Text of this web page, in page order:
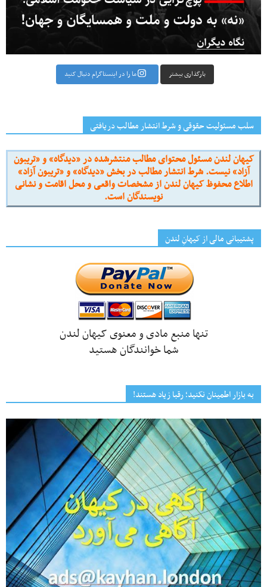
بارگذاری بیشتر ما را در اینستاگرام دنبال کنید
سلب مسئولیت حقوقی و شرط انتشار مطالب دریافتی
کیهان لندن مسئول محتوای مطالب منتشرشده در «دیدگاه» و «تریبون
آزاد» نیست. شرط انتشار مطالب در بخش «دیدگاه» و «تریبون آزاد»
اطلاع محفوظ کیهان لندن از مشخصات واقعی و محل اقامت و نشانی
نویسندگان است.
پشتیبانی مالی از کیهانِ لندن
تنها منبع مادی و معنوی کیهان لندن
شما خوانندگان هستید
به بازار اطمینان نکنید؛ رقبا زیاد هستند!